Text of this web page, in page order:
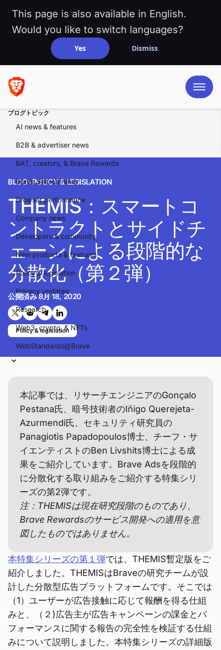
This page is also available in English.
Would you like to switch languages?
Yes Dismiss
ブログトピック
AI news & features
B2B & advertiser news
BAT, creators, & Brave Rewards
Brave Search news
Browser performance
Company news
Developers & community
New products & features
Policy & legislation
Privacy updates
Research
Web3, crypto, & NFTs
WebStandards@Brave
BLOG>POLICY & LEGISLATION
THEMIS：スマートコ
ントラクトとサイドチ
ェーンによる段階的な
分散化（第２弾）
公開済み8月 18, 2020
Twitterで共有する
Reddit で共有
Telegramで共有
LinkedInで共有
Policy & legislation
本記事では、リサーチエンジニアのGonçalo
Pestana氏、暗号技術者のIñigo Querejeta-
Azurmendi氏、セキュリティ研究員の
Panagiotis Papadopoulos博士、チーフ・サ
イエンティストのBen Livshits博士による成
果をご紹介しています。Brave Adsを段階的
に分散化する取り組みをご紹介する特集シリ
ーズの第2弾です。
注：THEMISは現在研究段階のものであり、
Brave Rewardsのサービス開発への適用を意
図したものではありません。
本特集シリーズの第１弾では、THEMIS暫定版をご
紹介しました。THEMISはBraveの研究チームが設
計した分散型広告プラットフォームです。そこでは
（1）ユーザーが広告接触に応じて報酬を得る仕組
みと、（２)広告主が広告キャンペーンの課金とパ
フォーマンスに関する報告の完全性を検証する仕組
みについて説明しました。本特集シリーズの詳細版